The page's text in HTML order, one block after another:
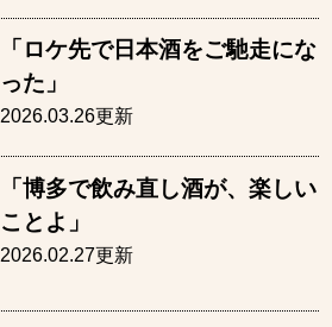
「ロケ先で日本酒をご馳走にな
った」
2026.03.26更新
「博多で飲み直し酒が、楽しい
ことよ」
2026.02.27更新